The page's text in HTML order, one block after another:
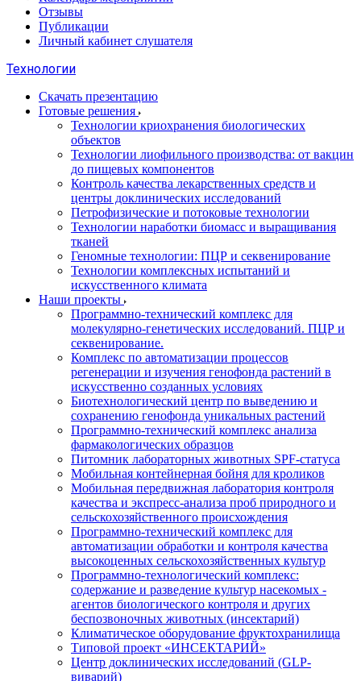
Отзывы
Публикации
Личный кабинет слушателя
Технологии
Скачать презентацию
Готовые решения
Технологии криохранения биологических
объектов
Технологии лиофильного производства: от вакцин
до пищевых компонентов
Контроль качества лекарственных средств и
центры доклинических исследований
Петрофизические и потоковые технологии
Технологии наработки биомасс и выращивания
тканей
Геномные технологии: ПЦР и секвенирование
Технологии комплексных испытаний и
искусственного климата
Наши проекты
Программно-технический комплекс для
молекулярно-генетических исследований. ПЦР и
секвенирование.
Комплекс по автоматизации процессов
регенерации и изучения генофонда растений в
искусственно созданных условиях
Биотехнологический центр по выведению и
сохранению генофонда уникальных растений
Программно-технический комплекс анализа
фармакологических образцов
Питомник лабораторных животных SPF-статуса
Мобильная контейнерная бойня для кроликов
Мобильная передвижная лаборатория контроля
качества и экспресс-анализа проб природного и
сельскохозяйственного происхождения
Программно-технический комплекс для
автоматизации обработки и контроля качества
высокоценных сельскохозяйственных культур
Программно-технологический комплекс:
содержание и разведение культур насекомых -
агентов биологического контроля и других
беспозвоночных животных (инсектарий)
Климатическое оборудование фруктохранилища
Типовой проект «ИНСЕКТАРИЙ»
Центр доклинических исследований (GLP-
виварий)